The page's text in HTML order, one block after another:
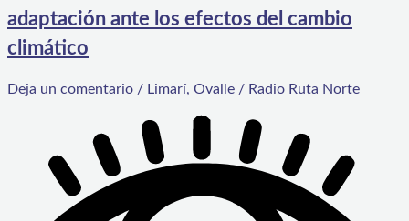
adaptación ante los efectos del cambio
climático
Deja un comentario / Limarí, Ovalle / Radio Ruta Norte